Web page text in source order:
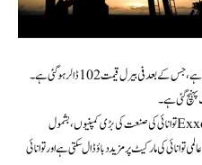
امریکہ میں خام تیل کی قیمت میں 2 فیصد اضافہ ریکارڈ کیا گیا ہے، جس کے بعد فی بیرل قیمت 102 ڈالر ہوگئی ہے۔
توانائی کی صنعت کی بڑی کمپنیوں، بشمول Exxon, Chevron اور ConocoPhillips کے
کی مارکیٹ پر مزید دباؤ ڈال سکتی ہے اور توانائی